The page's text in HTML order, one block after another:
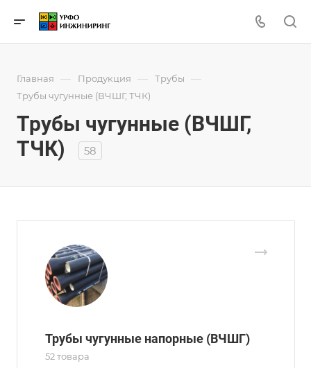
Главная — Продукция — Трубы —
Трубы чугунные (ВЧШГ, ТЧК)
Трубы чугунные (ВЧШГ,
ТЧК)
58
Трубы чугунные напорные (ВЧШГ)
52 товара